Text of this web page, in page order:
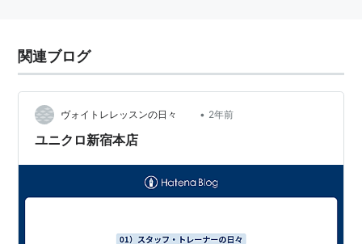
ビックポイントを使ってユニクロで買い物できる「ユニ
クロクーポン」を同店限定で発行。
ビックカメラフロアでもユニクロ商品を一部販売する
他、ビック、ユニクロ双方の店員がユニクロ製共同ユニ
フォームを着用する。
↓サイトがヤバいので一見の価値あり。
関連ブログ
ヴォイトレレッスンの日々 • 2年前
ユニクロ新宿本店